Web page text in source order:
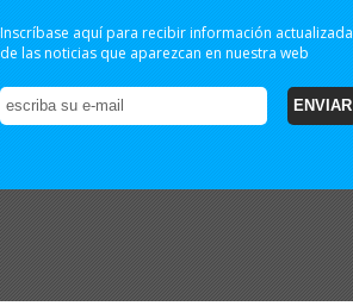
Inscríbase aquí para recibir información actualizada
de las noticias que aparezcan en nuestra web